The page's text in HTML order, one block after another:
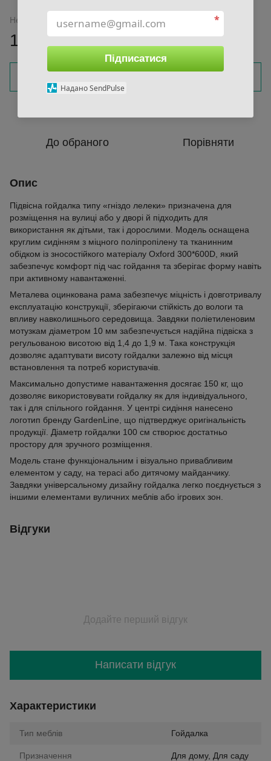
Немає в наявності
1 349 грн
До обраного Порівняти
Опис
Підвісна гойдалка типу «гніздо лелеки» призначена для
розміщення на вулиці або у дворі й підходить для
використання як дітьми, так і дорослими. Модель оснащена
круглим сидінням з міцного поліпропілену та тканинним
обідком із зносостійкого матеріалу Oxford 300*600D, який
забезпечує комфорт під час гойдання та зберігає форму навіть
при активному навантаженні.
Металева оцинкована рама забезпечує міцність і довготривалу
експлуатацію конструкції, зберігаючи стійкість до вологи та
впливу навколишнього середовища. Завдяки поліетиленовим
мотузкам діаметром 10 мм забезпечується надійна підвіска з
регульованою висотою від 1,4 до 1,9 м. Така конструкція
дозволяє адаптувати висоту гойдалки залежно від місця
встановлення та потреб користувачів.
Максимально допустиме навантаження досягає 150 кг, що
дозволяє використовувати гойдалку як для індивідуального,
так і для спільного гойдання. У центрі сидіння нанесено
логотип бренду GardenLine, що підтверджує оригінальність
продукції. Діаметр гойдалки 100 см створює достатньо
простору для зручного розміщення.
Модель стане функціональним і візуально привабливим
елементом у саду, на терасі або дитячому майданчику.
Завдяки універсальному дизайну гойдалка легко поєднується з
іншими елементами вуличних меблів або ігрових зон.
Відгуки
Додайте перший відгук
Написати відгук
Характеристики
Тип меблів Гойдалка
Призначення Для дому, Для саду
*
Підписатися
Надано SendPulse